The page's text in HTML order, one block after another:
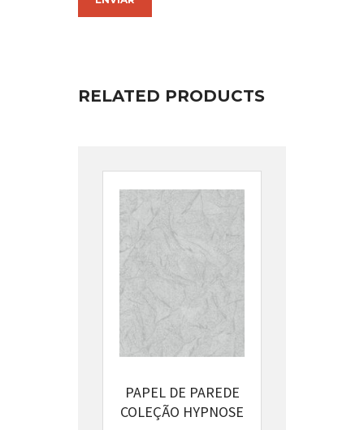
RELATED PRODUCTS
PAPEL DE PAREDE
COLEÇÃO HYPNOSE